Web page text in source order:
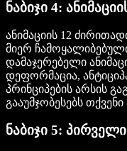
ნაბიჯი 4:
ანიმაციის 12
მიერ
დამაჯერებელი
დეფორმაცია,
პრინციპების არსის
გააუმჯობესებს თქვენი
ნაბიჯი 5: